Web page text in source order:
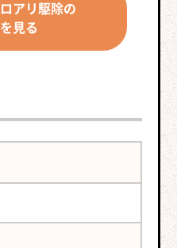
アリ駆除の
見る